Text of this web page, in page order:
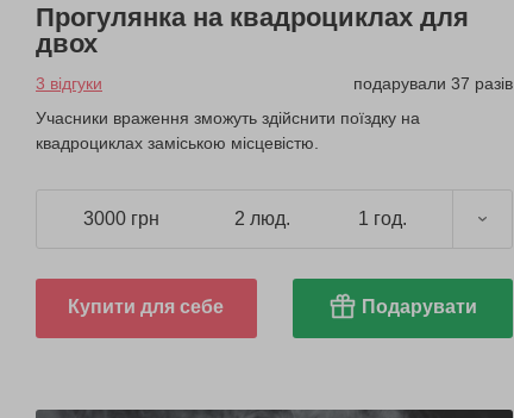
Прогулянка на квадроциклах для
двох
3 відгуки
подарували 37 разів
Учасники враження зможуть здійснити поїздку на
квадроциклах заміською місцевістю.
3000 грн 2 люд. 1 год.
Купити для себе Подарувати